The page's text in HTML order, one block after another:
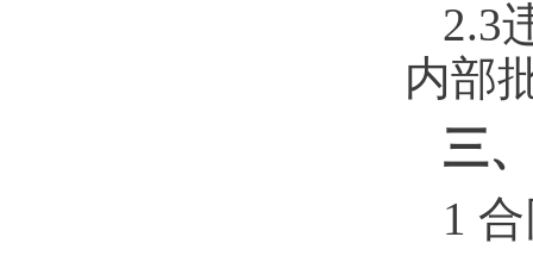
2.3
内部
三
1